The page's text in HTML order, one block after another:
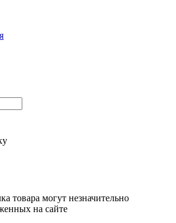
товара могут незначительно
на сайте